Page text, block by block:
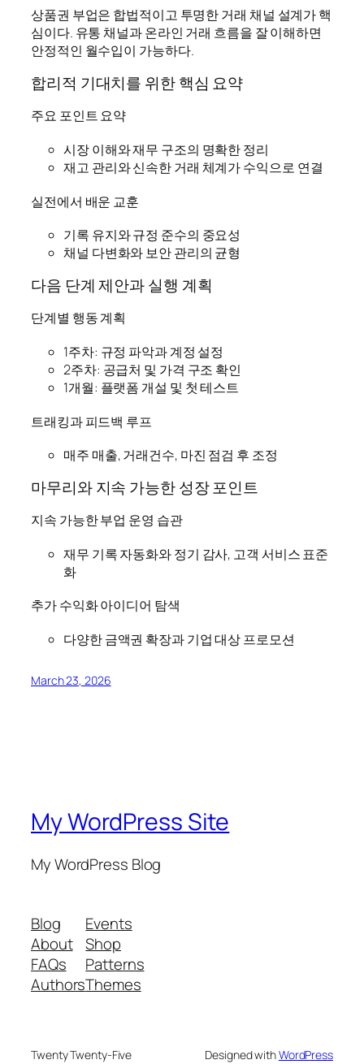
상품권 부업은 합법적이고 투명한 거래 채널 설계가 핵
심이다. 유통 채널과 온라인 거래 흐름을 잘 이해하면
안정적인 월수입이 가능하다.
합리적 기대치를 위한 핵심 요약
주요 포인트 요약
시장 이해와 재무 구조의 명확한 정리
재고 관리와 신속한 거래 체계가 수익으로 연결
실전에서 배운 교훈
기록 유지와 규정 준수의 중요성
채널 다변화와 보안 관리의 균형
다음 단계 제안과 실행 계획
단계별 행동 계획
1주차: 규정 파악과 계정 설정
2주차: 공급처 및 가격 구조 확인
1개월: 플랫폼 개설 및 첫 테스트
트래킹과 피드백 루프
매주 매출, 거래건수, 마진 점검 후 조정
마무리와 지속 가능한 성장 포인트
지속 가능한 부업 운영 습관
재무 기록 자동화와 정기 감사, 고객 서비스 표준
화
추가 수익화 아이디어 탐색
다양한 금액권 확장과 기업 대상 프로모션
March 23, 2026
My WordPress Site
My WordPress Blog
Blog
About
FAQs
Authors
Events
Shop
Patterns
Themes
Twenty Twenty-Five Designed withWordPress